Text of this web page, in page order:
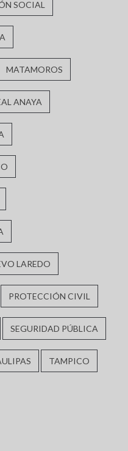
SOCIAL
MATAMOROS
ANAYA
LAREDO
PROTECCIÓN CIVIL
SEGURIDAD PÚBLICA
TAMPICO